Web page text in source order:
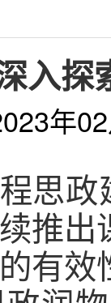
入探
年
思政
推
有